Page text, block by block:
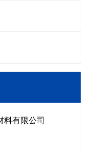
料有限公司